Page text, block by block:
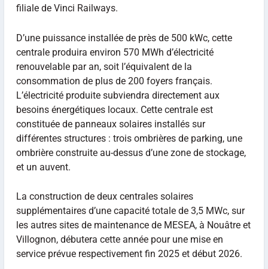
filiale de Vinci Railways.
D’une puissance installée de près de 500 kWc, cette
centrale produira environ 570 MWh d’électricité
renouvelable par an, soit l’équivalent de la
consommation de plus de 200 foyers français.
L’électricité produite subviendra directement aux
besoins énergétiques locaux. Cette centrale est
constituée de panneaux solaires installés sur
différentes structures : trois ombrières de parking, une
ombrière construite au-dessus d’une zone de stockage,
et un auvent.
La construction de deux centrales solaires
supplémentaires d’une capacité totale de 3,5 MWc, sur
les autres sites de maintenance de MESEA, à Nouâtre et
Villognon, débutera cette année pour une mise en
service prévue respectivement fin 2025 et début 2026.